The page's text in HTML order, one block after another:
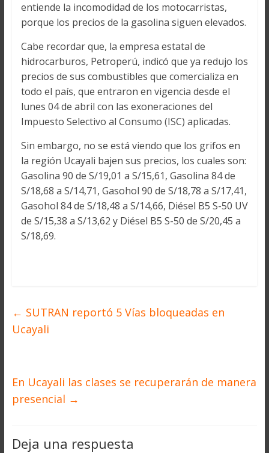
entiende la incomodidad de los motocarristas,
porque los precios de la gasolina siguen elevados.
Cabe recordar que, la empresa estatal de
hidrocarburos, Petroperú, indicó que ya redujo los
precios de sus combustibles que comercializa en
todo el país, que entraron en vigencia desde el
lunes 04 de abril con las exoneraciones del
Impuesto Selectivo al Consumo (ISC) aplicadas.
Sin embargo, no se está viendo que los grifos en
la región Ucayali bajen sus precios, los cuales son:
Gasolina 90 de S/19,01 a S/15,61, Gasolina 84 de
S/18,68 a S/14,71, Gasohol 90 de S/18,78 a S/17,41,
Gasohol 84 de S/18,48 a S/14,66, Diésel B5 S-50 UV
de S/15,38 a S/13,62 y Diésel B5 S-50 de S/20,45 a
S/18,69.
← SUTRAN reportó 5 Vías bloqueadas en
Ucayali
En Ucayali las clases se recuperarán de manera
presencial →
Deja una respuesta